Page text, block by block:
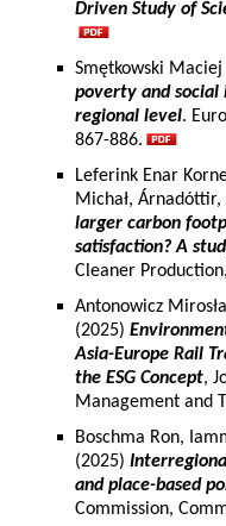
Driven Study of
Smętkowski Maciej
poverty and social
regional level.
867-886.
Leferink Enar
Michał,
larger carbon
satisfaction? A
Cleaner
Antonowicz
(2025)
Asia-Europe Rail
the ESG Concept,
Management and
Boschma Ron,
(2025)
and place-based
Commission,